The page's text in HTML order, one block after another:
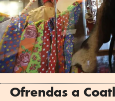
Ofrendas a